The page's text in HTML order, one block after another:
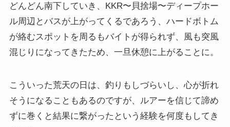
どんどん南下していき、KKR〜貝捨場〜ディープホー
ル周辺とバスが上がってくるであろう、ハードボトム
が絡むスポットを周るもバイトが得られず、風も突風
混じりになってきたため、一旦休憩に上がることに。
こういった荒天の日は、釣りもしづらいし、心が折れ
そうになることもあるのですが、ルアーを信じて諦め
ずに巻くと結果に繋がったという経験を何度もしてき